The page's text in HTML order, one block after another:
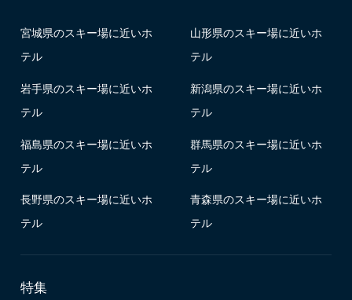
宮城県のスキー場に近いホ
テル
山形県のスキー場に近いホ
テル
岩手県のスキー場に近いホ
テル
新潟県のスキー場に近いホ
テル
福島県のスキー場に近いホ
テル
群馬県のスキー場に近いホ
テル
長野県のスキー場に近いホ
テル
青森県のスキー場に近いホ
テル
特集